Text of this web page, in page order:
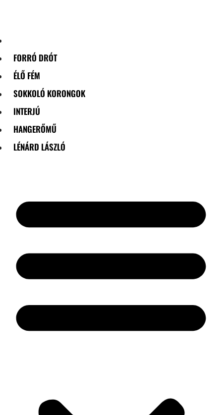
FORRÓ DRÓT
ÉLŐ FÉM
SOKKOLÓ KORONGOK
INTERJÚ
HANGERŐMŰ
LÉNÁRD LÁSZLÓ